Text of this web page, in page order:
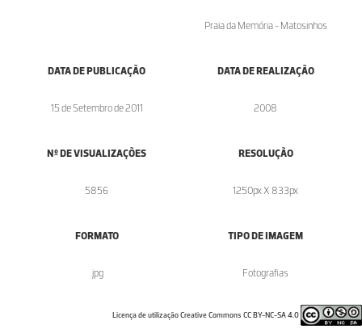
Praia da Memória - Matosinhos
DATA DE PUBLICAÇÃO
15 de Setembro de 2011
DATA DE REALIZAÇÃO
2008
Nº DE VISUALIZAÇÕES
5856
RESOLUÇÃO
1250px X 833px
FORMATO
.jpg
TIPO DE IMAGEM
Fotografias
Licença de utilização Creative Commons CC BY-NC-SA 4.0